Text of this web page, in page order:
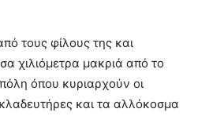
τους φίλους της και
χιλιόμετρα μακριά από το
όπου κυριαρχούν οι
και τα αλλόκοσμα